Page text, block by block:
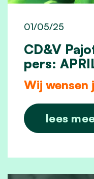
CD&V
pers:
01/05/25
Wij wensen
lees